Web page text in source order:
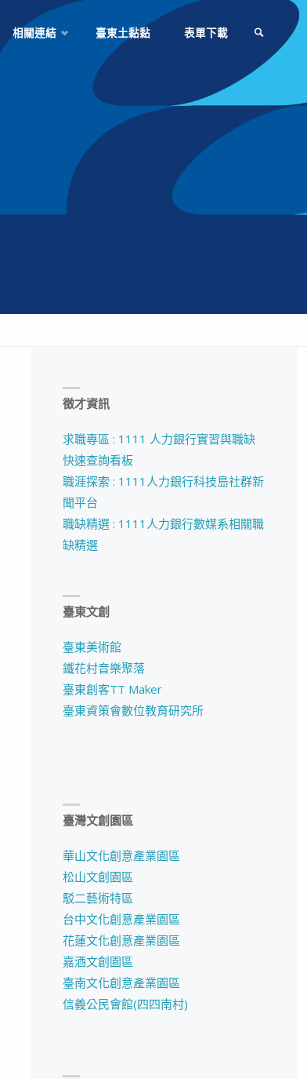
相關連結 臺東土黏黏 表單下載
徵才資訊
求職專區 : 1111 人力銀行實習與職缺
快速查詢看板
職涯探索 : 1111人力銀行科技島社群新
聞平台
職缺精選 : 1111人力銀行數媒系相關職
缺精選
臺東文創
臺東美術館
鐵花村音樂聚落
臺東創客TT Maker
臺東資策會數位教育研究所
臺灣文創園區
華山文化創意產業園區
松山文創園區
駁二藝術特區
台中文化創意產業園區
花蓮文化創意產業園區
嘉酒文創園區
臺南文化創意產業園區
信義公民會館(四四南村)